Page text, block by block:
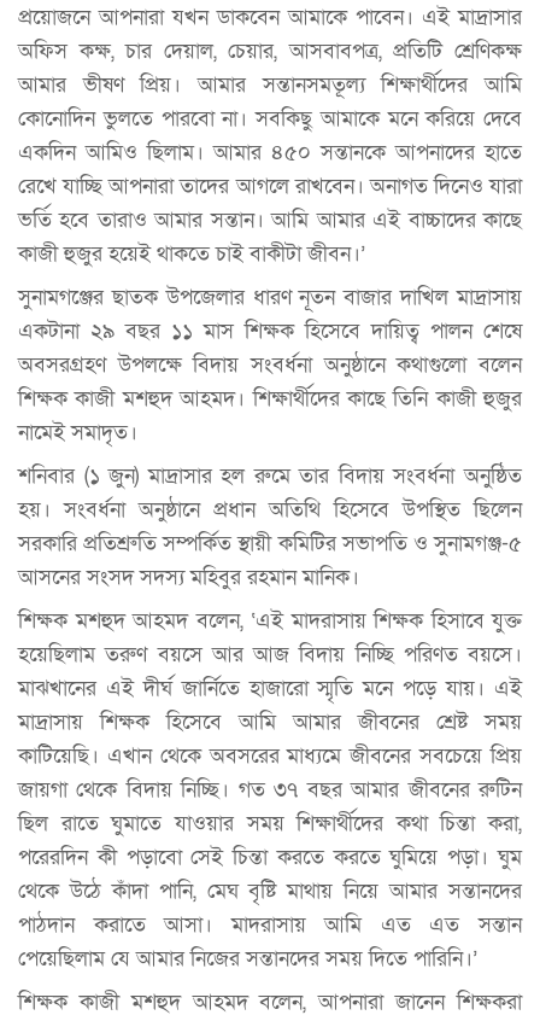
প্রয়োজনে আপনারা যখন ডাকবেন আমাকে পাবেন। এই মাদ্রাসার
অফিস কক্ষ, চার দেয়াল, চেয়ার, আসবাবপত্র, প্রতিটি শ্রেণিকক্ষ
আমার ভীষণ প্রিয়। আমার সন্তানসমতূল্য শিক্ষার্থীদের আমি
কোনোদিন ভুলতে পারবো না। সবকিছু আমাকে মনে করিয়ে দেবে
একদিন আমিও ছিলাম। আমার ৪৫০ সন্তানকে আপনাদের হাতে
রেখে যাচ্ছি আপনারা তাদের আগলে রাখবেন। অনাগত দিনেও যারা
ভর্তি হবে তারাও আমার সন্তান। আমি আমার এই বাচ্চাদের কাছে
কাজী হুজুর হয়েই থাকতে চাই বাকীটা জীবন।’
সুনামগঞ্জের ছাতক উপজেলার ধারণ নূতন বাজার দাখিল মাদ্রাসায়
একটানা ২৯ বছর ১১ মাস শিক্ষক হিসেবে দায়িত্ব পালন শেষে
অবসরগ্রহণ উপলক্ষে বিদায় সংবর্ধনা অনুষ্ঠানে কথাগুলো বলেন
শিক্ষক কাজী মশহুদ আহমদ। শিক্ষার্থীদের কাছে তিনি কাজী হুজুর
নামেই সমাদৃত।
শনিবার (১ জুন) মাদ্রাসার হল রুমে তার বিদায় সংবর্ধনা অনুষ্ঠিত
হয়। সংবর্ধনা অনুষ্ঠানে প্রধান অতিথি হিসেবে উপস্থিত ছিলেন
সরকারি প্রতিশ্রুতি সম্পর্কিত স্থায়ী কমিটির সভাপতি ও সুনামগঞ্জ-৫
আসনের সংসদ সদস্য মহিবুর রহমান মানিক।
শিক্ষক মশহুদ আহমদ বলেন, ‘এই মাদরাসায় শিক্ষক হিসাবে যুক্ত
হয়েছিলাম তরুণ বয়সে আর আজ বিদায় নিচ্ছি পরিণত বয়সে।
মাঝখানের এই দীর্ঘ জার্নিতে হাজারো স্মৃতি মনে পড়ে যায়। এই
মাদ্রাসায় শিক্ষক হিসেবে আমি আমার জীবনের শ্রেষ্ট সময়
কাটিয়েছি। এখান থেকে অবসরের মাধ্যমে জীবনের সবচেয়ে প্রিয়
জায়গা থেকে বিদায় নিচ্ছি। গত ৩৭ বছর আমার জীবনের রুটিন
ছিল রাতে ঘুমাতে যাওয়ার সময় শিক্ষার্থীদের কথা চিন্তা করা,
পরেরদিন কী পড়াবো সেই চিন্তা করতে করতে ঘুমিয়ে পড়া। ঘুম
থেকে উঠে কাঁদা পানি, মেঘ বৃষ্টি মাথায় নিয়ে আমার সন্তানদের
পাঠদান করাতে আসা। মাদরাসায় আমি এত এত সন্তান
পেয়েছিলাম যে আমার নিজের সন্তানদের সময় দিতে পারিনি।’
শিক্ষক কাজী মশহুদ আহমদ বলেন, আপনারা জানেন শিক্ষকরা